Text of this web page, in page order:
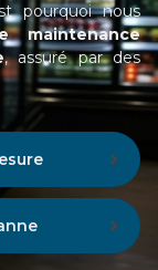
pourquoi nous
maintenance
, assuré par des